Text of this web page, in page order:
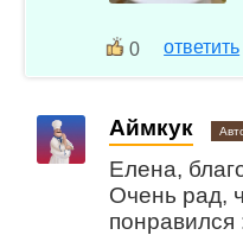
0 ответить
Аймкук
Елена,
Очень рад,
понравился